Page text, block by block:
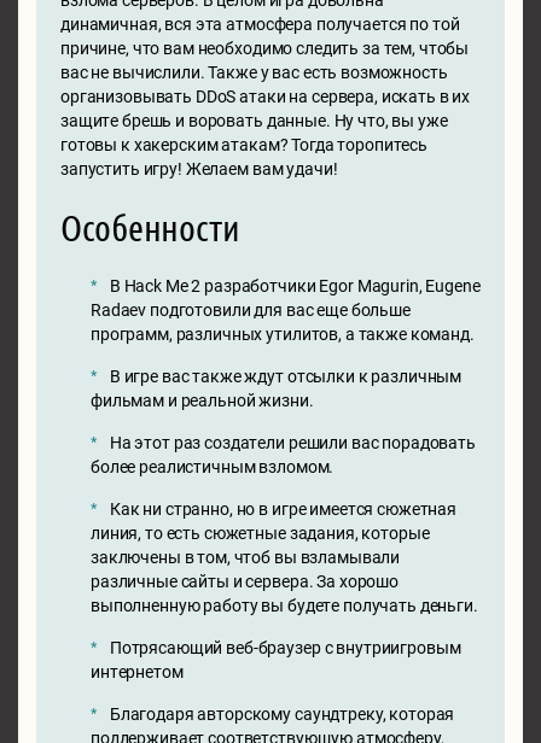
динамичная, вся эта атмосфера получается по той
причине, что вам необходимо следить за тем, чтобы
вас не вычислили. Также у вас есть возможность
организовывать DDoS атаки на сервера, искать в их
защите брешь и воровать данные. Ну что, вы уже
готовы к хакерским атакам? Тогда торопитесь
запустить игру! Желаем вам удачи!
Особенности
В Hack Me 2 разработчики Egor Magurin, Eugene
Radaev подготовили для вас еще больше
программ, различных утилитов, а также команд.
В игре вас также ждут отсылки к различным
фильмам и реальной жизни.
На этот раз создатели решили вас порадовать
более реалистичным взломом.
Как ни странно, но в игре имеется сюжетная
линия, то есть сюжетные задания, которые
заключены в том, чтоб вы взламывали
различные сайты и сервера. За хорошо
выполненную работу вы будете получать деньги.
Потрясающий веб-браузер с внутриигровым
интернетом
Благодаря авторскому саундтреку, которая
поддерживает соответствующую атмосферу,